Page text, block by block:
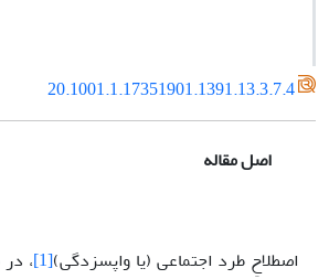
20.1001.1.17351901.1391.13.3.7.4
اصل مقاله
اصطلاحِ طرد اجتماعی (یا واپس‎زدگی) [1] ،